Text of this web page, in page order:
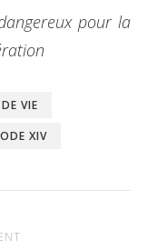
pour la
VIE
XIV